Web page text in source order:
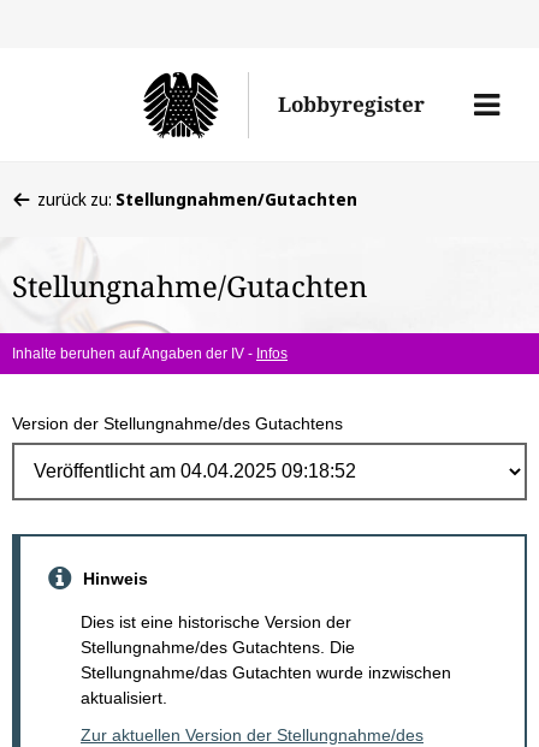
Lobbyregister
Menü
befinden
hier:
zurück zu: Stellungnahmen/Gutachten
Stellungnahme/Gutachten
Inhalte beruhen auf Angaben der IV - Infos
Version der Stellungnahme/des Gutachtens
Hinweis
Dies ist eine historische Version der
Stellungnahme/des Gutachtens. Die
Stellungnahme/das Gutachten wurde inzwischen
aktualisiert.
Zur aktuellen Version der Stellungnahme/des